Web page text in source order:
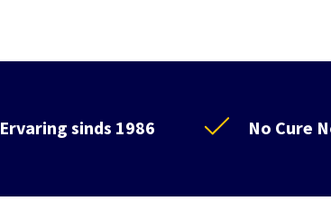
Ervaring sinds 1986 No Cure